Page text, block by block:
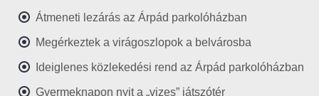
Átmeneti lezárás az Árpád parkolóházban
Megérkeztek a virágoszlopok a belvárosba
Ideiglenes közlekedési rend az Árpád parkolóházban
Gyermeknapon nyit a „vizes” játszótér